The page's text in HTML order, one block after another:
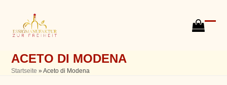
content
go
ACETO DI MODENA
Startseite »Aceto di Modena